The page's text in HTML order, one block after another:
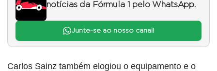
notícias da Fórmula 1 pelo WhatsApp.
Junte-se ao nosso canal!
Carlos Sainz também elogiou o equipamento e o